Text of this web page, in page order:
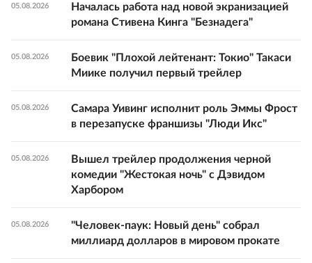
05.08.2026
Началась работа над новой экранизацией
романа Стивена Кинга "Безнадега"
05.08.2026
Боевик "Плохой лейтенант: Токио" Такаси
Миике получил первый трейлер
05.08.2026
Самара Уивинг исполнит роль Эммы Фрост
в перезапуске франшизы "Люди Икс"
05.08.2026
Вышел трейлер продолжения черной
комедии "Жестокая ночь" с Дэвидом
Харбором
05.08.2026
"Человек-паук: Новый день" собрал
миллиард долларов в мировом прокате